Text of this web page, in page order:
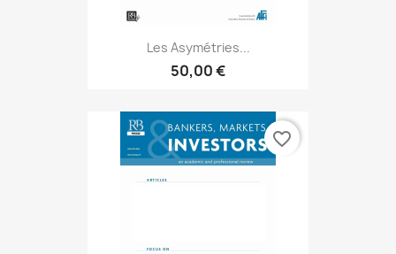
Les Asymétries...
50,00 €
favorite_border